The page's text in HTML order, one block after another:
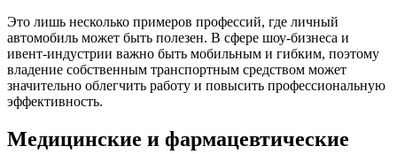
Это лишь несколько примеров профессий, где личный
автомобиль может быть полезен. В сфере шоу-бизнеса и
ивент-индустрии важно быть мобильным и гибким, поэтому
владение собственным транспортным средством может
значительно облегчить работу и повысить профессиональную
эффективность.
Медицинские и фармацевтические